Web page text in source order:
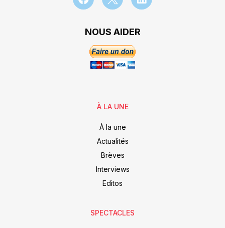
NOUS AIDER
À LA UNE
À la une
Actualités
Brèves
Interviews
Editos
SPECTACLES